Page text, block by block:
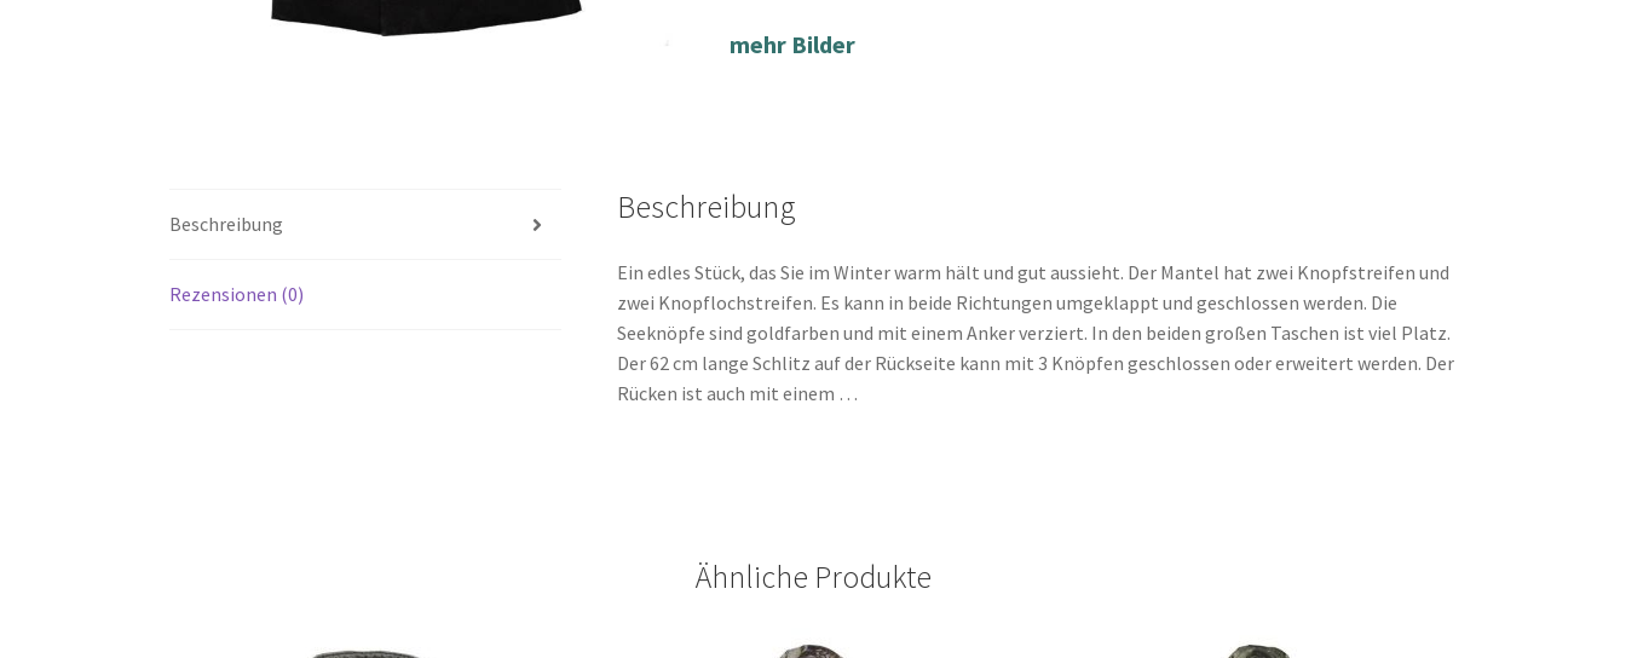
mehr Bilder
Beschreibung
Rezensionen (0)
Beschreibung
Ein edles Stück, das Sie im Winter warm hält und gut aussieht. Der Mantel hat zwei Knopfstreifen und
zwei Knopflochstreifen. Es kann in beide Richtungen umgeklappt und geschlossen werden. Die
Seeknöpfe sind goldfarben und mit einem Anker verziert. In den beiden großen Taschen ist viel Platz.
Der 62 cm lange Schlitz auf der Rückseite kann mit 3 Knöpfen geschlossen oder erweitert werden. Der
Rücken ist auch mit einem …
Ähnliche Produkte